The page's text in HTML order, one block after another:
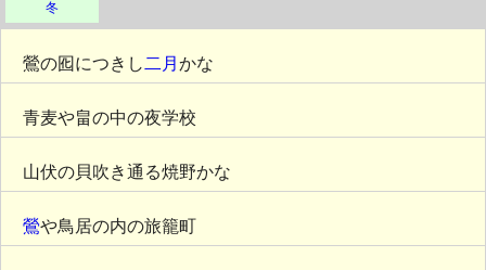
冬
鶯の囮につきし 二月 かな
青麦や畠の中の夜学校
山伏の貝吹き通る焼野かな
鶯や鳥居の内の旅籠町